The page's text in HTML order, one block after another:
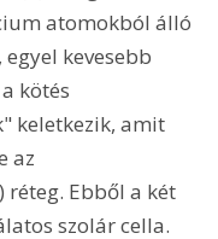
atomokból álló
kevesebb
kötés
keletkezik, amit
az
réteg. Ebből a két
szolár cella.